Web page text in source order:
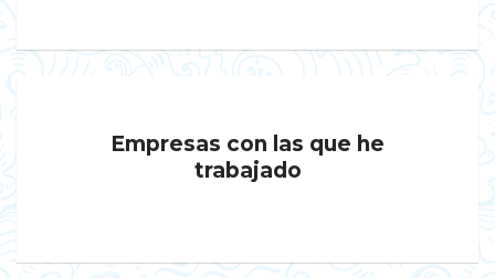
Empresas con las que he
trabajado